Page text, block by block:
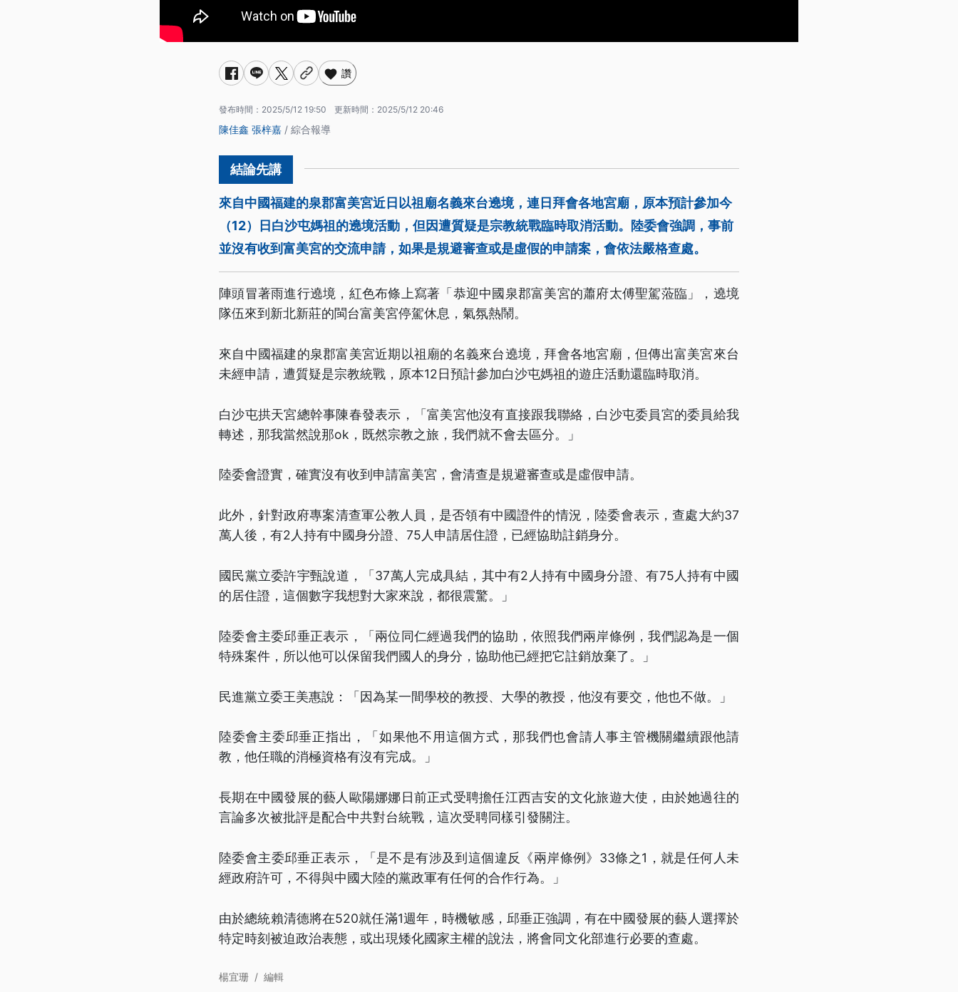
讚
發布時間： 2025/5/12 19:50 更新時間： 2025/5/12 20:46
陳佳鑫 張梓嘉 / 綜合報導
來自中國福建的泉郡富美宮近日以祖廟名義來台遶境，連日拜會各地宮廟，原本預計參加今
（12）日白沙屯媽祖的遶境活動，但因遭質疑是宗教統戰臨時取消活動。陸委會強調，事前
並沒有收到富美宮的交流申請，如果是規避審查或是虛假的申請案，會依法嚴格查處。
陣頭冒著雨進行遶境，紅色布條上寫著「恭迎中國泉郡富美宮的蕭府太傅聖駕蒞臨」，遶境
隊伍來到新北新莊的閩台富美宮停駕休息，氣氛熱鬧。
來自中國福建的泉郡富美宮近期以祖廟的名義來台遶境，拜會各地宮廟，但傳出富美宮來台
未經申請，遭質疑是宗教統戰，原本12日預計參加白沙屯媽祖的遊庄活動還臨時取消。
白沙屯拱天宮總幹事陳春發表示，「富美宮他沒有直接跟我聯絡，白沙屯委員宮的委員給我
轉述，那我當然說那ok，既然宗教之旅，我們就不會去區分。」
陸委會證實，確實沒有收到申請富美宮，會清查是規避審查或是虛假申請。
此外，針對政府專案清查軍公教人員，是否領有中國證件的情況，陸委會表示，查處大約37
萬人後，有2人持有中國身分證、75人申請居住證，已經協助註銷身分。
國民黨立委許宇甄說道，「37萬人完成具結，其中有2人持有中國身分證、有75人持有中國
的居住證，這個數字我想對大家來說，都很震驚。」
陸委會主委邱垂正表示，「兩位同仁經過我們的協助，依照我們兩岸條例，我們認為是一個
特殊案件，所以他可以保留我們國人的身分，協助他已經把它註銷放棄了。」
民進黨立委王美惠說：「因為某一間學校的教授、大學的教授，他沒有要交，他也不做。」
陸委會主委邱垂正指出，「如果他不用這個方式，那我們也會請人事主管機關繼續跟他請
教，他任職的消極資格有沒有完成。」
長期在中國發展的藝人歐陽娜娜日前正式受聘擔任江西吉安的文化旅遊大使，由於她過往的
言論多次被批評是配合中共對台統戰，這次受聘同樣引發關注。
陸委會主委邱垂正表示，「是不是有涉及到這個違反《兩岸條例》33條之1，就是任何人未
經政府許可，不得與中國大陸的黨政軍有任何的合作行為。」
由於總統賴清德將在520就任滿1週年，時機敏感，邱垂正強調，有在中國發展的藝人選擇於
特定時刻被迫政治表態，或出現矮化國家主權的說法，將會同文化部進行必要的查處。
楊宜珊 / 編輯